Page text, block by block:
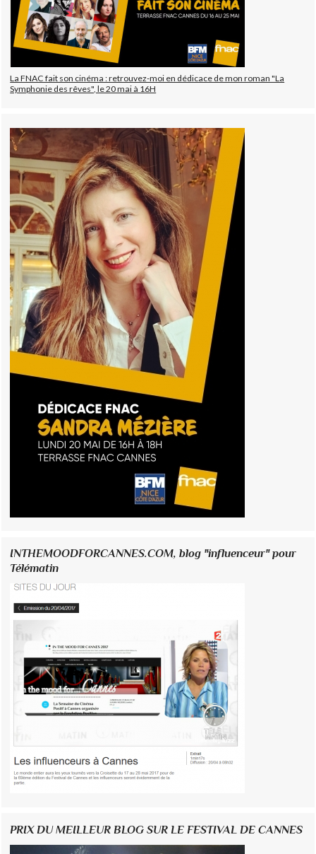
La FNAC fait son cinéma : retrouvez-moi en dédicace de mon roman "La
Symphonie des rêves", le 20 mai à 16H
INTHEMOODFORCANNES.COM, blog "influenceur" pour
Télématin
PRIX DU MEILLEUR BLOG SUR LE FESTIVAL DE CANNES